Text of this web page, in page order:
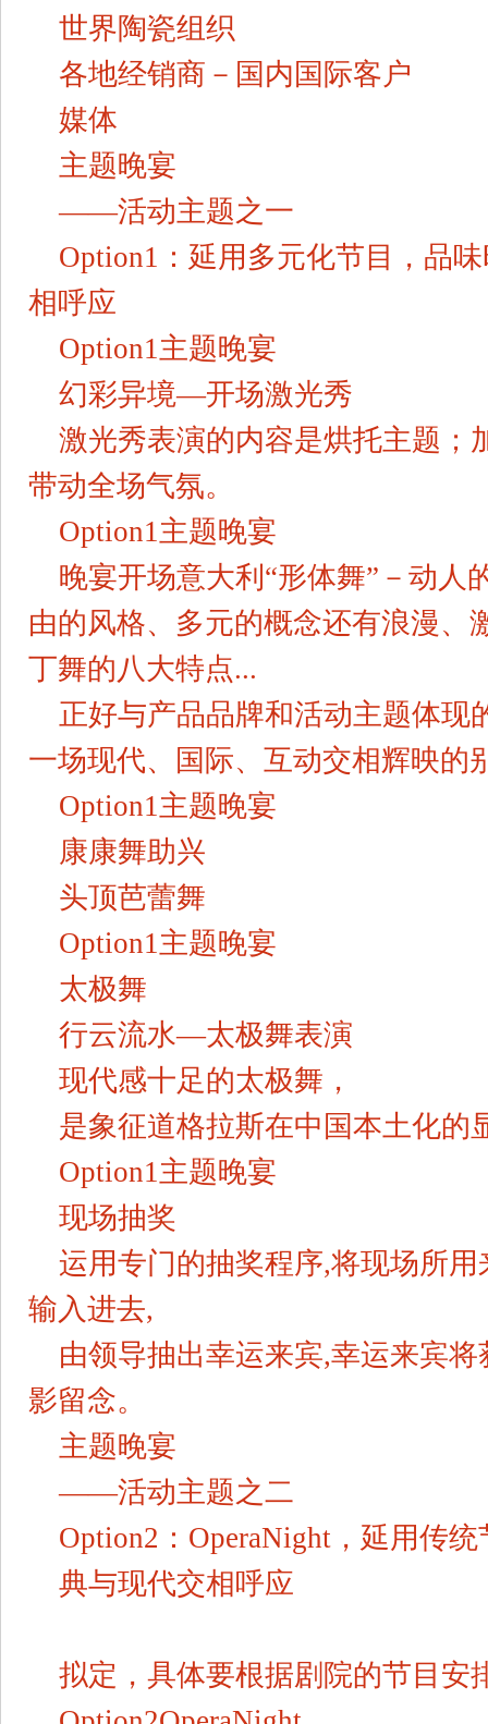
世界陶瓷组织
各地经销商－国内国际客户
媒体
主题晚宴
——活动主题之一
Option1：延用多元化节目，品
相呼应
Option1主题晚宴
幻彩异境—开场激光秀
激光秀表演的内容是烘托主题；
带动全场气氛。
Option1主题晚宴
晚宴开场意大利“形体舞”－动人
由的风格、多元的概念还有浪漫、
丁舞的八大特点...
正好与产品品牌和活动主题体现
一场现代、国际、互动交相辉映的
Option1主题晚宴
康康舞助兴
头顶芭蕾舞
Option1主题晚宴
太极舞
行云流水—太极舞表演
现代感十足的太极舞，
是象征道格拉斯在中国本土化的
Option1主题晚宴
现场抽奖
运用专门的抽奖程序,将现场所
输入进去,
由领导抽出幸运来宾,幸运来宾
影留念。
主题晚宴
——活动主题之二
Option2：OperaNight，延用传
典与现代交相呼应
拟定，具体要根据剧院的节目安